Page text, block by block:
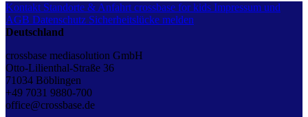
Kontakt Standorte & Anfahrt crossbase for kids Impressum und
AGB Datenschutz Sicherheitslücke melden
Deutschland
crossbase mediasolution GmbH
Otto-Lilienthal-Straße 36
71034 Böblingen
+49 7031 9880-700
office@crossbase.de